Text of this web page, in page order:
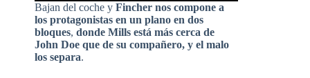
Bajan del coche y Fincher nos compone a
los protagonistas en un plano en dos
bloques, donde Mills está más cerca de
John Doe que de su compañero, y el malo
los separa.